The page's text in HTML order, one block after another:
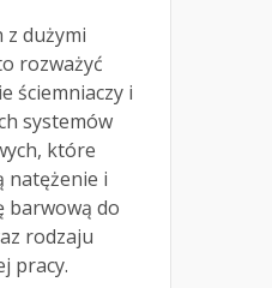
z dużymi
rozważyć
ściemniaczy i
systemów
które
natężenie i
barwową do
rodzaju
pracy.